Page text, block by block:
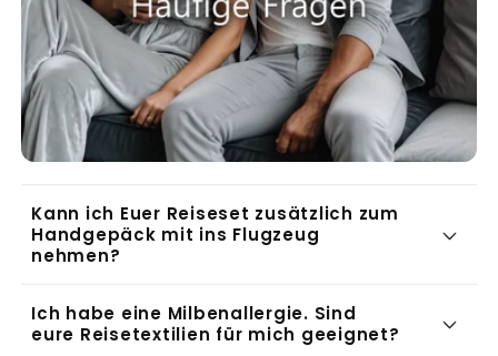
a
r
e
r
n
h
Kann ich Euer Reiseset zusätzlich zum
Handgepäck mit ins Flugzeug
nehmen?
Ich habe eine Milbenallergie. Sind
eure Reisetextilien für mich geeignet?